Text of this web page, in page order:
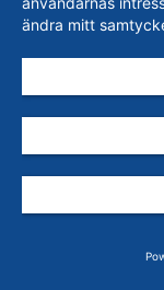
ändra mitt